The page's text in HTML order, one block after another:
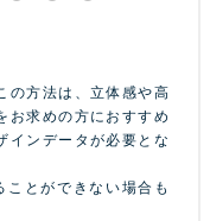
の方法は、立体感や高
お求めの方におすすめ
インデータが必要とな
とができない場合も